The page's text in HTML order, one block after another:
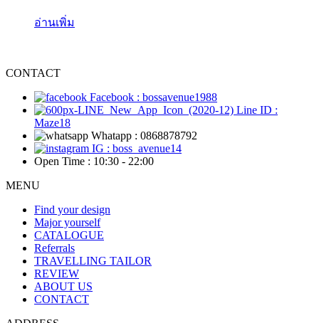
อ่านเพิ่ม
CONTACT
Facebook : bossavenue1988
Line ID :
Maze18
Whatapp : 0868878792
IG : boss_avenue14
Open Time : 10:30 - 22:00
MENU
Find your design
Major yourself
CATALOGUE
Referrals
TRAVELLING TAILOR
REVIEW
ABOUT US
CONTACT